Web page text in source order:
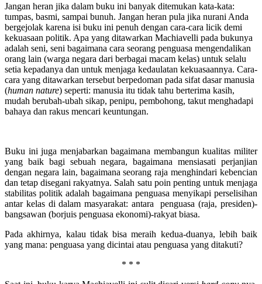
Jangan heran jika dalam buku ini banyak ditemukan kata-kata:
tumpas, basmi, sampai bunuh. Jangan heran pula jika nurani Anda
bergejolak karena isi buku ini penuh dengan cara-cara licik demi
kekuasaan politik. Apa yang ditawarkan Machiavelli pada bukunya
adalah seni, seni bagaimana cara seorang penguasa mengendalikan
orang lain (warga negara dari berbagai macam kelas) untuk selalu
setia kepadanya dan untuk menjaga kedaulatan kekuasaannya. Cara-
cara yang ditawarkan tersebut berpedoman pada sifat dasar manusia
(human nature) seperti: manusia itu tidak tahu berterima kasih,
mudah berubah-ubah sikap, penipu, pembohong, takut menghadapi
bahaya dan rakus mencari keuntungan.
Buku ini juga menjabarkan bagaimana membangun kualitas militer
yang baik bagi sebuah negara, bagaimana mensiasati perjanjian
dengan negara lain, bagaimana seorang raja menghindari kebencian
dan tetap disegani rakyatnya. Salah satu poin penting untuk menjaga
stabilitas politik adalah bagaimana penguasa menyikapi perselisihan
antar kelas di dalam masyarakat: antara penguasa (raja, presiden)-
bangsawan (borjuis penguasa ekonomi)-rakyat biasa.
Pada akhirnya, kalau tidak bisa meraih kedua-duanya, lebih baik
yang mana: penguasa yang dicintai atau penguasa yang ditakuti?
* * *